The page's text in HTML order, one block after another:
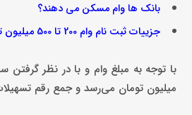
بانک ها وام مسکن می دهند؟
جزییات ثبت نام وام 200 تا 500 میلیون تومانی کم سود بانک سرمایه
میلیون تومان می‌رسد و جمع رقم تسهیلات و سود آن نیز 324